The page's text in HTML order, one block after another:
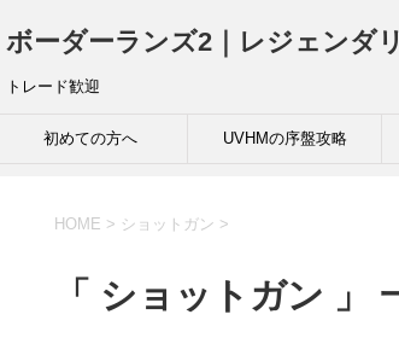
ボーダーランズ2｜レジェンダ
トレード歓迎
初めての方へ UVHMの序盤攻略
HOME > ショットガン >
「 ショットガン 」